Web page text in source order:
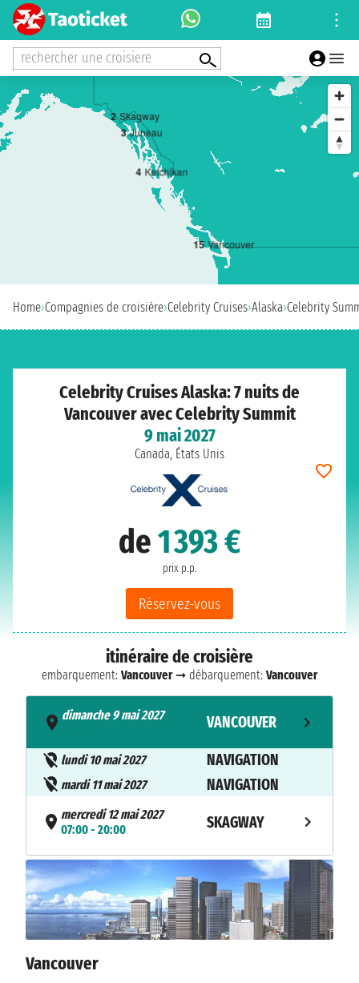
rechercher une croisiere
15 Vancouver
2 Skagway
3 Juneau
4 Ketchikan
Home›Compagnies de croisière›Celebrity Cruises›Alaska›Celebrity
Celebrity Cruises Alaska: 7 nuits de
Vancouver avec Celebrity Summit
9 mai 2027
Canada, États Unis
de1 393 €
prix p.p.
Réservez-vous
itinéraire de croisière
embarquement: Vancouver➞ débarquement: Vancouver
dimanche 9 mai 2027
VANCOUVER
lundi 10 mai 2027 NAVIGATION
mardi 11 mai 2027 NAVIGATION
mercredi 12 mai 2027
07:00 - 20:00
SKAGWAY
jeudi 13 mai 2027
07:00 - 16:00
JUNEAU
vendredi 14 mai 2027
11:00 - 19:00
KETCHIKAN
samedi 15 mai 2027
Vancouver